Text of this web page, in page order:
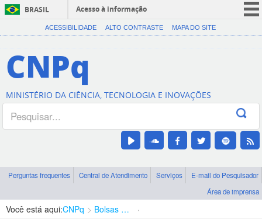
BRASIL
Acesso à informação
CORONAVÍRUS (COVID-19)
Canais
ACESSIBILIDADE ALTO CONTRASTE MAPA DO SITE
CNPq
MINISTÉRIO DA CIÊNCIA, TECNOLOGIA E INOVAÇÕES
Perguntas frequentes Central de Atendimento Serviços
E-mail do Pesquisador
Área de imprensa
Você está aqui:CNPq Bolsas e Auxílios Vigentes